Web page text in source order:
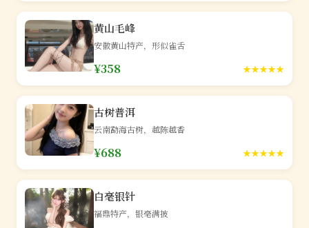
黄山毛峰
安徽黄山特产，形似雀舌
¥358 ★★★★★
古树普洱
云南勐海古树，越陈越香
¥688 ★★★★★
白毫银针
福鼎特产，银毫满披